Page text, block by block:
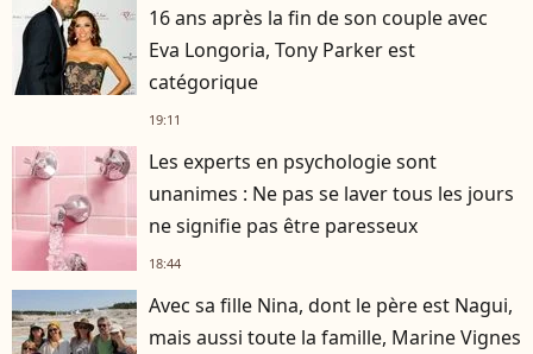
16 ans après la fin de son couple avec
Eva Longoria, Tony Parker est
catégorique
19:11
Les experts en psychologie sont
unanimes : Ne pas se laver tous les jours
ne signifie pas être paresseux
18:44
Avec sa fille Nina, dont le père est Nagui,
mais aussi toute la famille, Marine Vignes